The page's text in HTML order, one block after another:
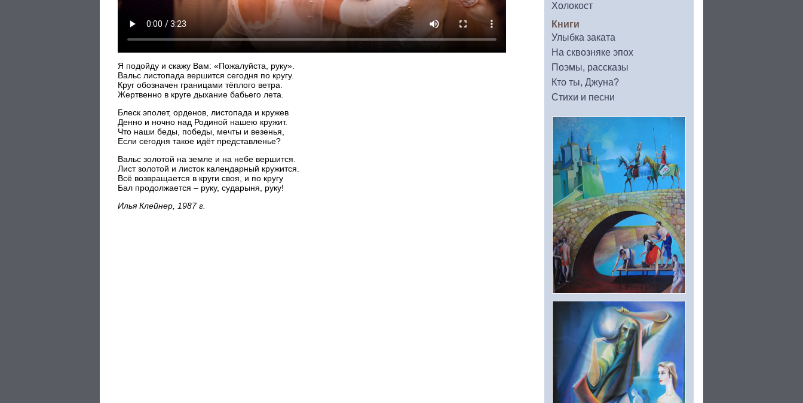
Я подойду и скажу Вам: «Пожалуйста, руку».
Вальс листопада вершится сегодня по кругу.
Круг обозначен границами тёплого ветра.
Жертвенно в круге дыхание бабьего лета.
Блеск эполет, орденов, листопада и кружев
Денно и ночно над Родиной нашею кружит.
Что наши беды, победы, мечты и везенья,
Если сегодня такое идёт представленье?
Вальс золотой на земле и на небе вершится.
Лист золотой и листок календарный кружится.
Всё возвращается в круги своя, и по кругу
Бал продолжается – руку, сударыня, руку!
Илья Клейнер, 1987 г.
Холокост
Книги
Улыбка заката
На сквозняке эпох
Поэмы, рассказы
Кто ты, Джуна?
Стихи и песни